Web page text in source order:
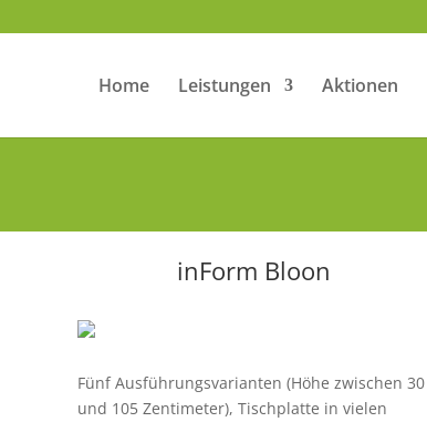
Home Leistungen Aktionen
inForm Bloon
Fünf Ausführungsvarianten (Höhe zwischen 30
und 105 Zentimeter), Tischplatte in vielen